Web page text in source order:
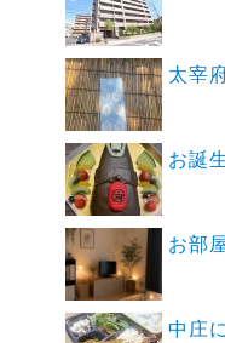
太宰
お誕
お部
中庄